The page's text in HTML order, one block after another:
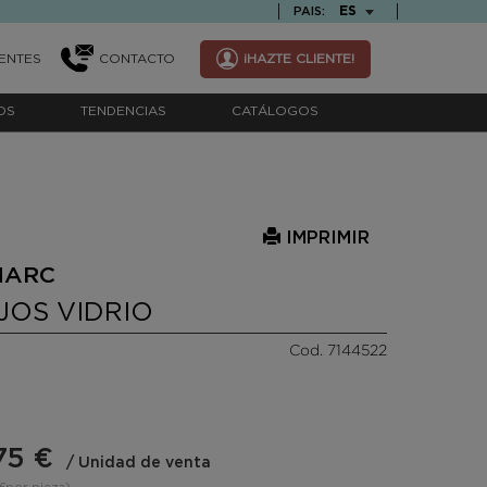
PAIS: TEXT.LANGUAGE
ES
CONTACTO ¡HAZTE CLIENTE!
TENDENCIAS CATÁLOGOS
IMPRIMIR
VIDRIO
Cod. 7144522
€ / Unidad de venta